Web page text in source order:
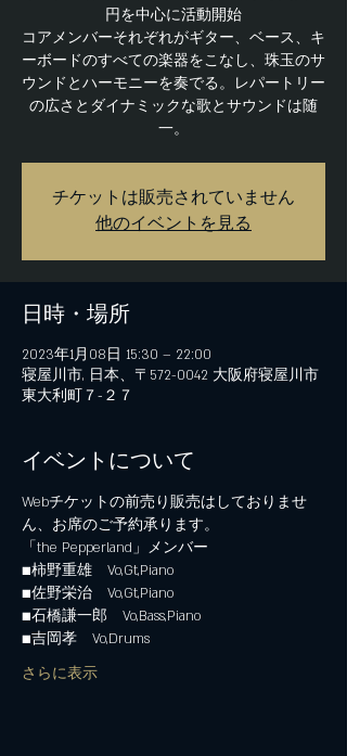
円を中心に活動開始
コアメンバーそれぞれがギター、ベース、キ
ーボードのすべての楽器をこなし、珠玉のサ
ウンドとハーモニーを奏でる。レパートリー
の広さとダイナミックな歌とサウンドは随
一。
チケットは販売されていません
他のイベントを見る
日時・場所
2023年1月08日 15:30 – 22:00
寝屋川市, 日本、〒572-0042 大阪府寝屋川市
東大利町７−２７
イベントについて
Webチケットの前売り販売はしておりませ
ん、お席のご予約承ります。
「the Pepperland」メンバー
■柿野重雄　Vo,Gt,Piano
■佐野栄治　Vo,Gt,Piano
■石橋謙一郎　Vo,Bass,Piano
■吉岡孝　Vo,Drums
さらに表示